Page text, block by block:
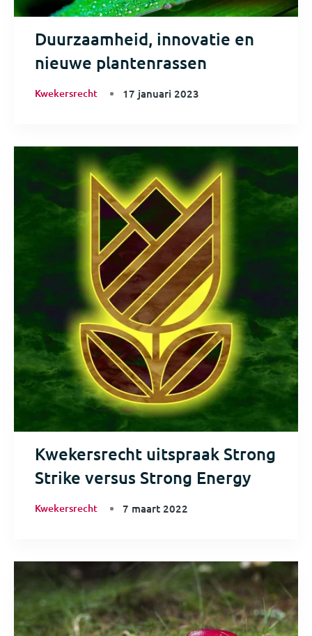
Duurzaamheid, innovatie en
nieuwe plantenrassen
Kwekersrecht 17 januari 2023
Kwekersrecht uitspraak Strong
Strike versus Strong Energy
Kwekersrecht 7 maart 2022